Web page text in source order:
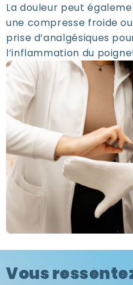
La douleur peut
une compresse froide
prise d’analgésiques
l’inflammation du
Vous